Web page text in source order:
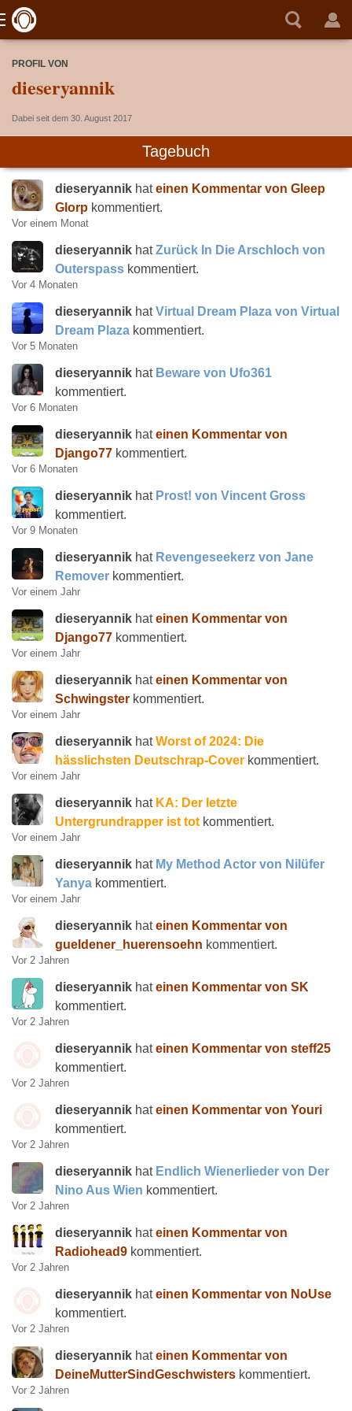
PROFIL VON
dieseryannik
Dabei seit dem 30. August 2017
Tagebuch
dieseryannik hateinen Kommentar von Gleep
Glorp kommentiert.
Vor einem Monat
dieseryannik hatZurück In Die Arschloch von
Outerspass kommentiert.
Vor 4 Monaten
dieseryannik hatVirtual Dream Plaza von Virtual
Dream Plaza kommentiert.
Vor 5 Monaten
dieseryannik hat Beware von Ufo361
kommentiert.
Vor 6 Monaten
dieseryannik hateinen Kommentar von
Django77 kommentiert.
Vor 6 Monaten
dieseryannik hat Prost! von Vincent Gross
kommentiert.
Vor 9 Monaten
dieseryannik hat Revengeseekerz von Jane
Remover kommentiert.
Vor einem Jahr
dieseryannik hateinen Kommentar von
Django77 kommentiert.
Vor einem Jahr
dieseryannik hateinen Kommentar von
Schwingster kommentiert.
Vor einem Jahr
dieseryannik hatWorst of 2024: Die
hässlichsten Deutschrap-Cover kommentiert.
Vor einem Jahr
dieseryannik hat KA: Der letzte
Untergrundrapper ist tot kommentiert.
Vor einem Jahr
dieseryannik hat My Method Actor von Nilüfer
Yanya kommentiert.
Vor einem Jahr
dieseryannik hateinen Kommentar von
gueldener_huerensoehn kommentiert.
Vor 2 Jahren
dieseryannik hateinen Kommentar von SK
kommentiert.
Vor 2 Jahren
dieseryannik hateinen Kommentar von steff25
kommentiert.
Vor 2 Jahren
dieseryannik hateinen Kommentar von Youri
kommentiert.
Vor 2 Jahren
dieseryannik hat Endlich Wienerlieder von Der
Nino Aus Wien kommentiert.
Vor 2 Jahren
dieseryannik hateinen Kommentar von
Radiohead9 kommentiert.
Vor 2 Jahren
dieseryannik hateinen Kommentar von NoUse
kommentiert.
Vor 2 Jahren
dieseryannik hateinen Kommentar von
DeineMutterSindGeschwisters kommentiert.
Vor 2 Jahren